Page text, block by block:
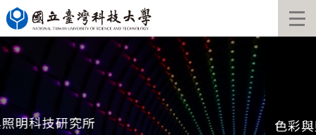
跳
到
主
要
色彩與照明科技研究所